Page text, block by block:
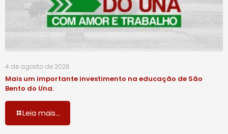
4 de agosto de 2026
Mais um importante investimento na educação de São
Bento do Una.
Leia mais...